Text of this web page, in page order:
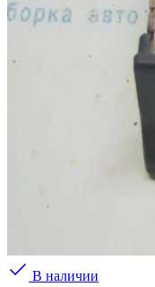
В наличии